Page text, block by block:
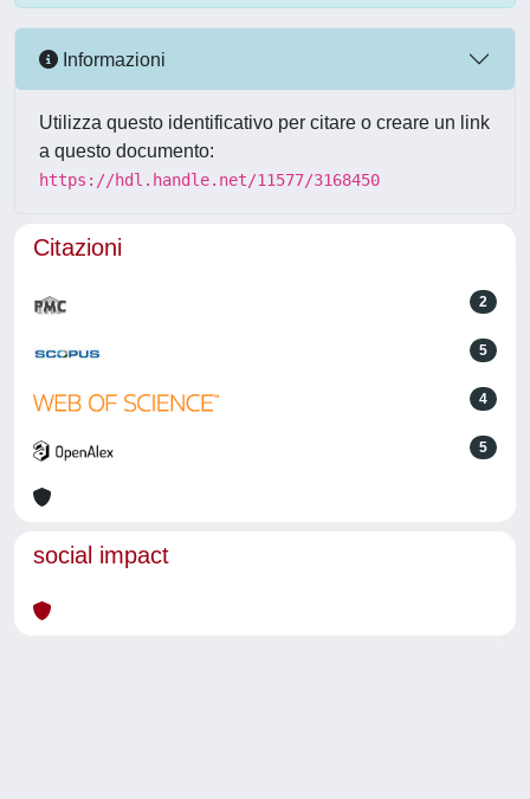
Informazioni
Utilizza questo identificativo per citare o creare un link
a questo documento:
https://hdl.handle.net/11577/3168450
Citazioni
2
5
4
5
social impact